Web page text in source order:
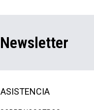
Newsletter
ASISTENCIA